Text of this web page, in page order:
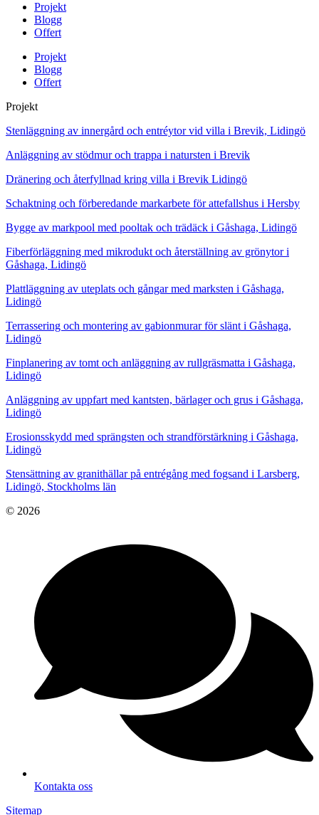
Projekt
Blogg
Offert
Projekt
Blogg
Offert
Projekt
Stenläggning av innergård och entréytor vid villa i Brevik, Lidingö
Anläggning av stödmur och trappa i natursten i Brevik
Dränering och återfyllnad kring villa i Brevik Lidingö
Schaktning och förberedande markarbete för attefallshus i Hersby
Bygge av markpool med pooltak och trädäck i Gåshaga, Lidingö
Fiberförläggning med mikrodukt och återställning av grönytor i
Gåshaga, Lidingö
Plattläggning av uteplats och gångar med marksten i Gåshaga,
Lidingö
Terrassering och montering av gabionmurar för slänt i Gåshaga,
Lidingö
Finplanering av tomt och anläggning av rullgräsmatta i Gåshaga,
Lidingö
Anläggning av uppfart med kantsten, bärlager och grus i Gåshaga,
Lidingö
Erosionsskydd med sprängsten och strandförstärkning i Gåshaga,
Lidingö
Stensättning av granithällar på entrégång med fogsand i Larsberg,
Lidingö, Stockholms län
© 2026
Kontakta oss
Sitemap